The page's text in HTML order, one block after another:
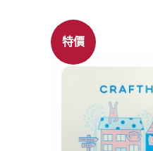
特價